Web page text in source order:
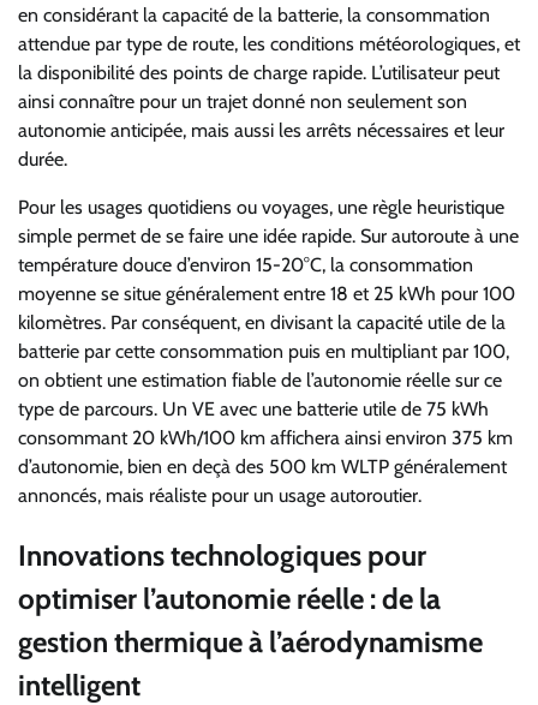
en considérant la capacité de la batterie, la consommation
attendue par type de route, les conditions météorologiques, et
la disponibilité des points de charge rapide. L’utilisateur peut
ainsi connaître pour un trajet donné non seulement son
autonomie anticipée, mais aussi les arrêts nécessaires et leur
durée.
Pour les usages quotidiens ou voyages, une règle heuristique
simple permet de se faire une idée rapide. Sur autoroute à une
température douce d’environ 15-20°C, la consommation
moyenne se situe généralement entre 18 et 25 kWh pour 100
kilomètres. Par conséquent, en divisant la capacité utile de la
batterie par cette consommation puis en multipliant par 100,
on obtient une estimation fiable de l’autonomie réelle sur ce
type de parcours. Un VE avec une batterie utile de 75 kWh
consommant 20 kWh/100 km affichera ainsi environ 375 km
d’autonomie, bien en deçà des 500 km WLTP généralement
annoncés, mais réaliste pour un usage autoroutier.
Innovations technologiques pour
optimiser l’autonomie réelle : de la
gestion thermique à l’aérodynamisme
intelligent